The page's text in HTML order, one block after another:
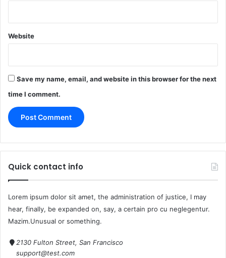
Website
Save my name, email, and website in this browser for the next
time I comment.
Quick contact info
Lorem ipsum dolor sit amet, the administration of justice, I may
hear, finally, be expanded on, say, a certain pro cu neglegentur.
Mazim.Unusual or something.
2130 Fulton Street, San Francisco
support@test.com